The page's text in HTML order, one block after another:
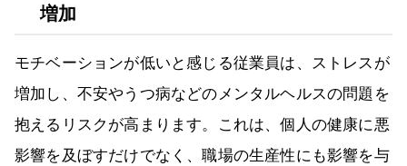
増加
モチベーションが低いと感じる従業員は、ストレスが
増加し、不安やうつ病などのメンタルヘルスの問題を
抱えるリスクが高まります。これは、個人の健康に悪
影響を及ぼすだけでなく、職場の生産性にも影響を与